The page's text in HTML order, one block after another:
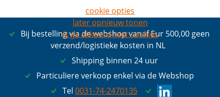
Bij bestelling via de webshop vanaf Eur 500,00 geen
verzend/logistieke kosten in NL
Shipping binnen 24 uur
Particuliere verkoop enkel via de Webshop
Tel 0031-74-2470135
cookie opties
later opnieuw tonen
ik ga akkoord met cookies